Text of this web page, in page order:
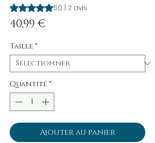
La note est de 5.0 sur cinq étoiles selon 2
5.0 | 2 avis
40,99 €
Taille*
Quantité*
Ajouter au panier